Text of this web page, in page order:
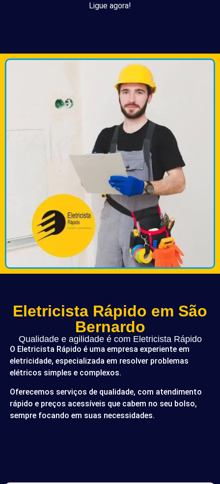
Ligue agora!
Eletricista Rápido em São
Bernardo
Qualidade e agilidade é com Eletricista Rápido
O Eletricista Rápido é uma empresa experiente em
eletricidade, especializada em resolver problemas
elétricos simples e complexos.
Oferecemos serviços de qualidade, com atendimento
rápido e preços acessíveis que cabem no seu bolso,
sempre focando em suas necessidades.